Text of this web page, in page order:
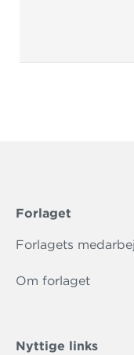
Forlaget
Forlagets
Om forlaget
Nyttige links